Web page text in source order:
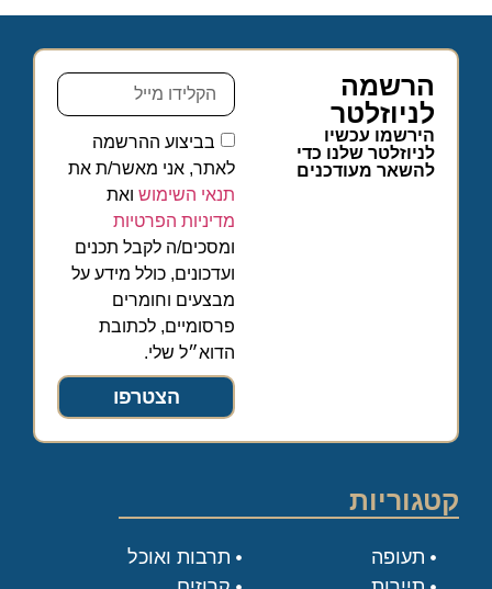
הרשמה
לניוזלטר
הירשמו עכשיו
לניוזלטר שלנו כדי
להשאר מעודכנים
בביצוע ההרשמה
לאתר, אני מאשר/ת את
תנאי השימוש ואת
מדיניות הפרטיות
ומסכים/ה לקבל תכנים
ועדכונים, כולל מידע על
מבצעים וחומרים
פרסומיים, לכתובת
הדוא״ל שלי.
הצטרפו
קטגוריות
תעופה
תרבות ואוכל